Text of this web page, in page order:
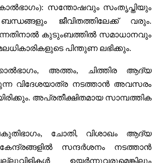
സന്തോഷവും സംതൃപ്തിയും
ജീവിതത്തിലേക്ക് വരും.
കുടുംബത്തിൽ സമാധാനവും
പിന്തുണ ലഭിക്കും.
അത്തം, ചിത്തിര ആദ്യ
വിദേശയാത്ര നടത്താൻ അവസരം
അപ്രതീക്ഷിതമായ സാമ്പത്തിക
ചോതി, വിശാഖം ആദ്യ
സന്ദർശനം നടത്താൻ
ഉയർന്നുവരുമെങ്കിലും